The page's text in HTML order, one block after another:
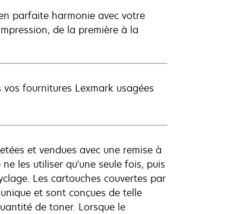
parfaite harmonie avec votre
de la première à la
fournitures Lexmark usagées
et vendues avec une remise à
les utiliser qu'une seule fois, puis
Les cartouches couvertes par
et sont conçues de telle
de toner. Lorsque le